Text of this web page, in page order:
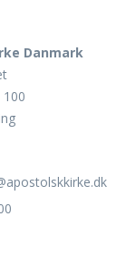
Danmark
100